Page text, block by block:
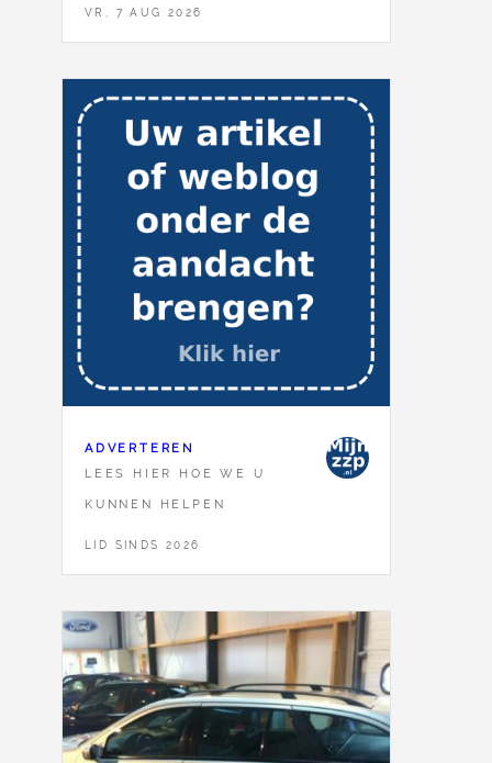
VR, 7 AUG 2026
ADVERTEREN
LEES HIER HOE WE U
KUNNEN HELPEN
LID SINDS 2026